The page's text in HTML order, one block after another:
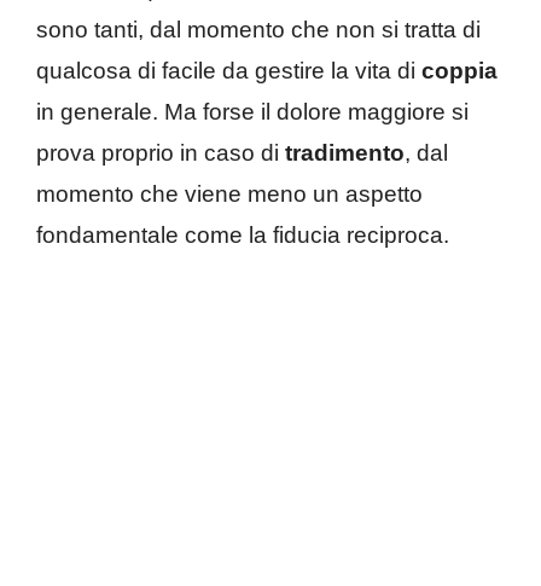
sono tanti, dal momento che non si tratta di
qualcosa di facile da gestire la vita di coppia
in generale. Ma forse il dolore maggiore si
prova proprio in caso di tradimento, dal
momento che viene meno un aspetto
fondamentale come la fiducia reciproca.